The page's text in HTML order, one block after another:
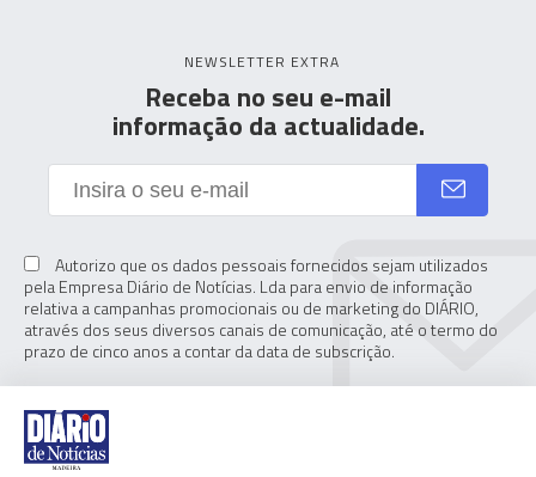
NEWSLETTER EXTRA
Receba no seu e-mail
informação da actualidade.
Autorizo que os dados pessoais fornecidos sejam utilizados
pela Empresa Diário de Notícias. Lda para envio de informação
relativa a campanhas promocionais ou de marketing do DIÁRIO,
através dos seus diversos canais de comunicação, até o termo do
prazo de cinco anos a contar da data de subscrição.